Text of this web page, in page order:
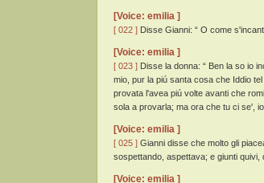
[Voice: emilia ]
[ 022 ] Disse Gianni: “ O come
[Voice: emilia ]
[ 023 ] Disse la donna: “ Ben la so io
mio, pur la piú santa cosa che Iddio
provata l'avea piú volte avanti che
sola a provarla; ma ora che tu ci se',
[Voice: emilia ]
[ 025 ] Gianni disse che molto gli
sospettando, aspettava; e giunti quivi,
[Voice: emilia ]